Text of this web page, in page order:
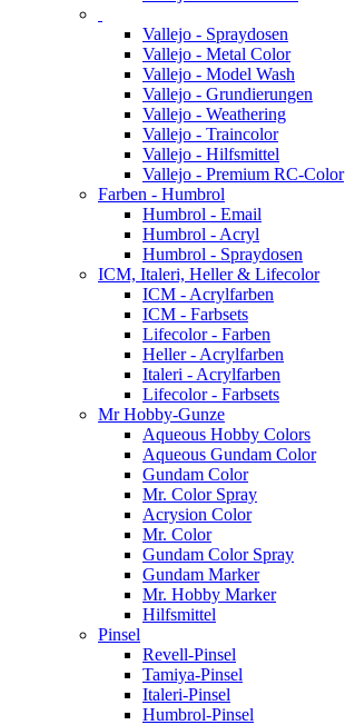
Vallejo - Spraydosen
Vallejo - Metal Color
Vallejo - Model Wash
Vallejo - Grundierungen
Vallejo - Weathering
Vallejo - Traincolor
Vallejo - Hilfsmittel
Vallejo - Premium RC-Color
Farben - Humbrol
Humbrol - Email
Humbrol - Acryl
Humbrol - Spraydosen
ICM, Italeri, Heller & Lifecolor
ICM - Acrylfarben
ICM - Farbsets
Lifecolor - Farben
Heller - Acrylfarben
Italeri - Acrylfarben
Lifecolor - Farbsets
Mr Hobby-Gunze
Aqueous Hobby Colors
Aqueous Gundam Color
Gundam Color
Mr. Color Spray
Acrysion Color
Mr. Color
Gundam Color Spray
Gundam Marker
Mr. Hobby Marker
Hilfsmittel
Pinsel
Revell-Pinsel
Tamiya-Pinsel
Italeri-Pinsel
Humbrol-Pinsel